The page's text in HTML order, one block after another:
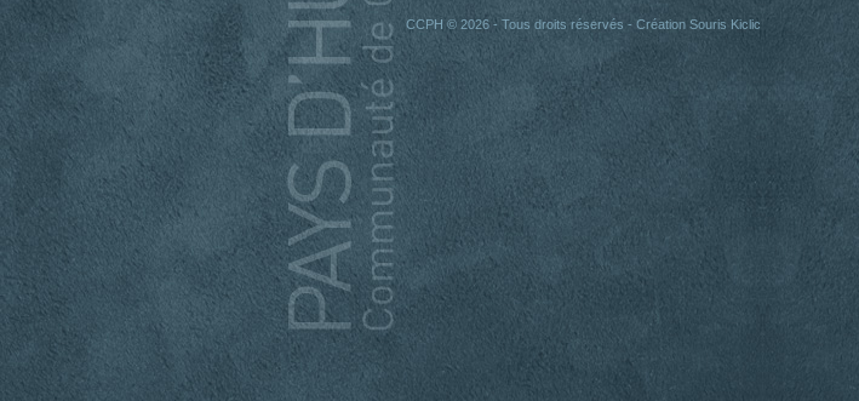
CCPH © 2026 - Tous droits réservés - Création Souris Kiclic